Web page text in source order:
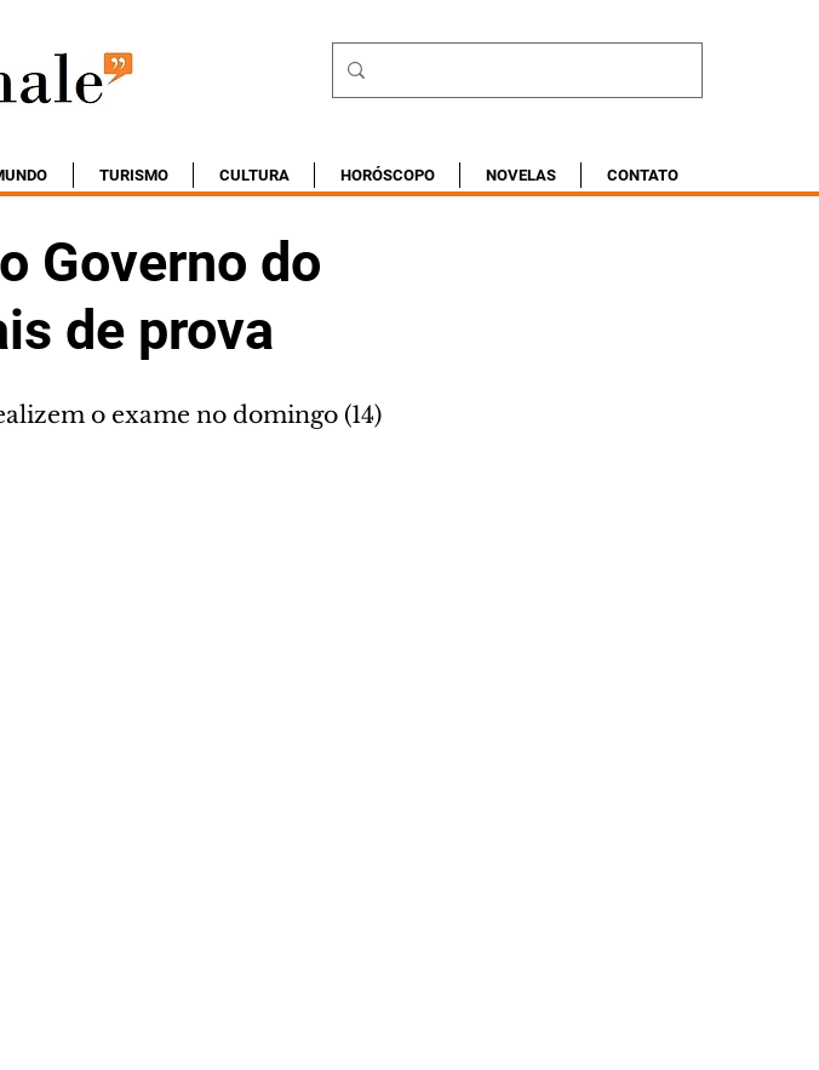
TURISMO CULTURA HORÓSCOPO NOVELAS CONTATO
Governo do
de prova
o exame no domingo (14)